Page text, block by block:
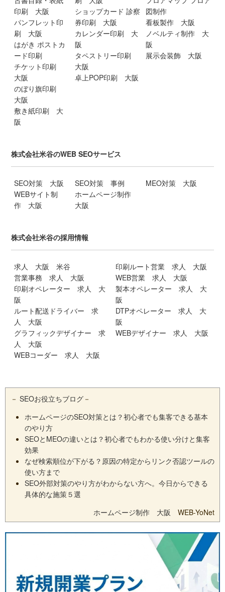
印刷 大阪
パンフレット印
刷 大阪
はがき ポストカ
ード印刷
チケット印刷
大阪
のぼり旗印刷
大阪
敷き紙印刷 大
阪
ショップカード 診察
券印刷 大阪
カレンダー印刷 大
阪
タペストリー印刷
大阪
卓上POP印刷 大阪
図制作
看板製作 大阪
ノベルティ制作 大
阪
展示会装飾 大阪
株式会社米谷のWEB SEOサービス
SEO対策 大阪
WEBサイト制
作 大阪
SEO対策 事例
ホームページ制作
大阪
MEO対策 大阪
株式会社米谷の採用情報
求人 大阪 米谷
営業事務 求人 大阪
印刷オペレーター 求人 大
阪
ルート配送ドライバー 求
人 大阪
グラフィックデザイナー 求
人 大阪
WEBコーダー 求人 大阪
印刷ルート営業 求人 大阪
WEB営業 求人 大阪
製本オペレーター 求人 大
阪
DTPオペレーター 求人 大
阪
WEBデザイナー 求人 大阪
－ SEOお役立ちブログ －
ホームページのSEO対策とは？初心者でも集客できる基本
のやり方
SEOとMEOの違いとは？初心者でもわかる使い分けと集客
効果
なぜ検索順位が下がる？原因の特定からリンク否認ツールの
使い方まで
SEO外部対策のやり方がわからない方へ。今日からできる
具体的な施策５選
ホームページ制作 大阪 WEB-YoNet